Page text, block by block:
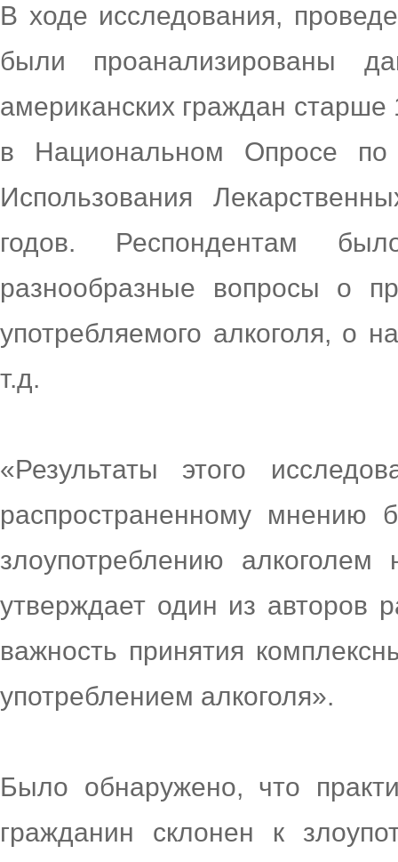
В ходе исследования,
были проанализированы
американских граждан старше
в Национальном Опросе
Использования
годов. Респондентам
разнообразные вопросы о
употребляемого алкоголя, о
т.д.
«Результаты этого
распространенному мнению
злоупотреблению
утверждает один из авторов
важность принятия
употреблением алкоголя».
Было обнаружено, что
гражданин склонен к